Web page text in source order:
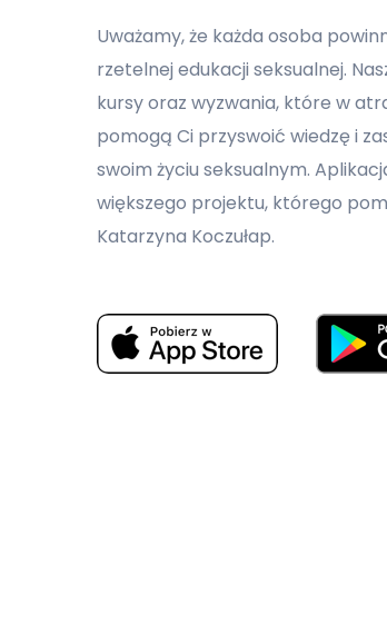
Uważamy, że każda osoba
rzetelnej edukacji seksualnej.
kursy oraz wyzwania, które w
pomogą Ci przyswoić wiedzę i
swoim życiu seksualnym.
większego projektu, którego
Katarzyna Koczułap.